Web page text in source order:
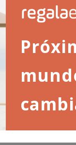
por las
una reserva
está sujeto a
un saldo para
empresa
en ningún caso
factura de los